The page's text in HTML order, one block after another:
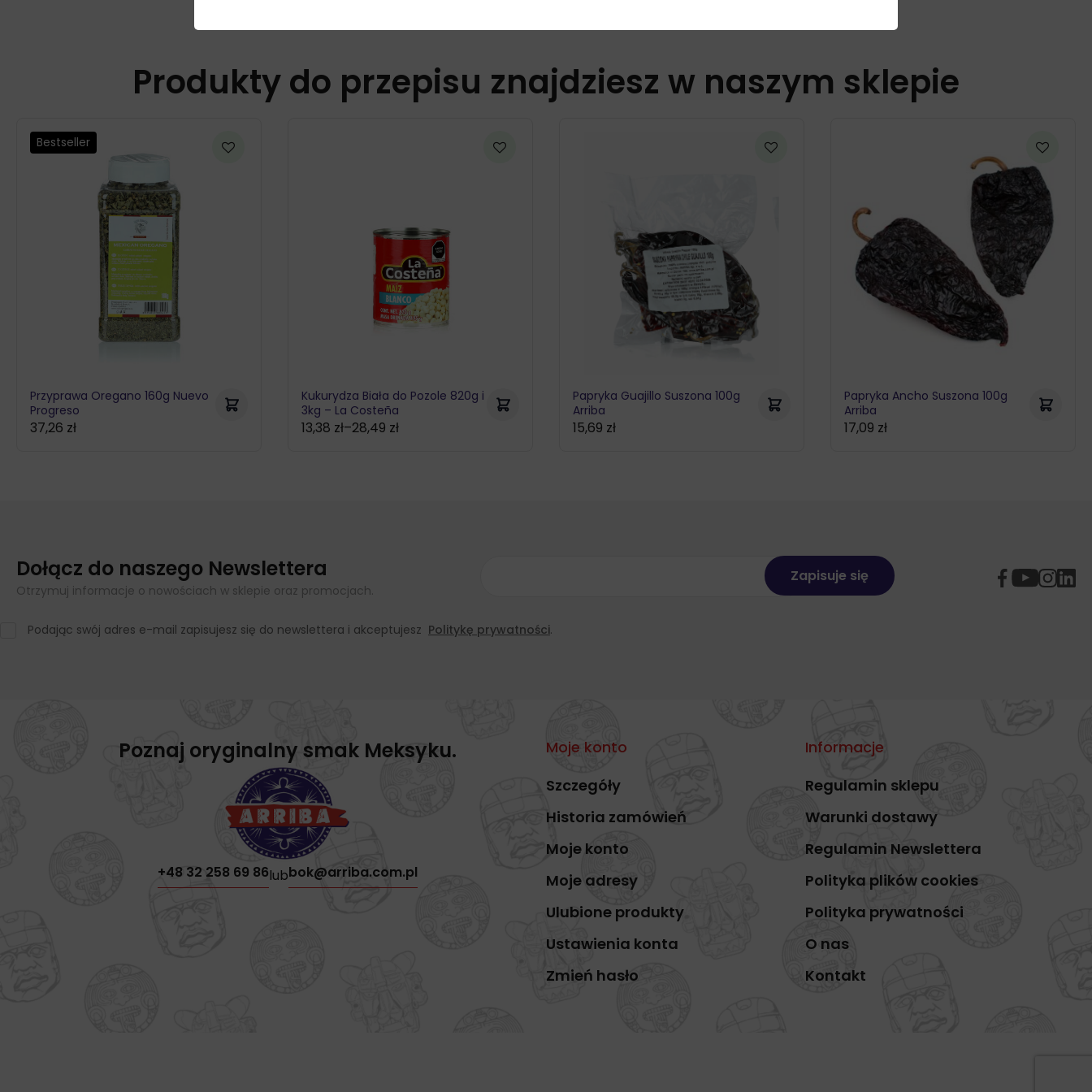
Produkty do przepisu znajdziesz w naszym sklepie
Bestseller
Przyprawa Oregano 160g Nuevo
Progreso
37,26 zł
Kukurydza Biała do Pozole 820g i
3kg – La Costeña
13,38 zł–28,49 zł
Zakres
Papryka Guajillo Suszona 100g
Arriba
15,69 zł
Papryka Ancho Suszona 100g
Arriba
17,09 zł
Dołącz do naszego Newslettera
Otrzymuj informacje o nowościach w sklepie oraz promocjach.
Podając swój adres e-mail zapisujesz się do newslettera i akceptujesz Politykę prywatności.
Poznaj oryginalny smak Meksyku.
+48 32 258 69 86lubbok@arriba.com.pl
Moje konto
Szczegóły
Historia zamówień
Moje konto
Moje adresy
Ulubione produkty
Ustawienia konta
Zmień hasło
Informacje
Regulamin sklepu
Warunki dostawy
Regulamin Newslettera
Polityka plików cookies
Polityka prywatności
O nas
Kontakt